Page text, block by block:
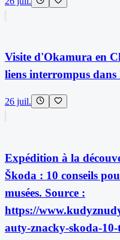
Visite d'Okamura en
liens interrompus dans
26 juil.
Expédition à la
Škoda : 10 conseils
musées. Source :
https://
auty-znacky-skoda-